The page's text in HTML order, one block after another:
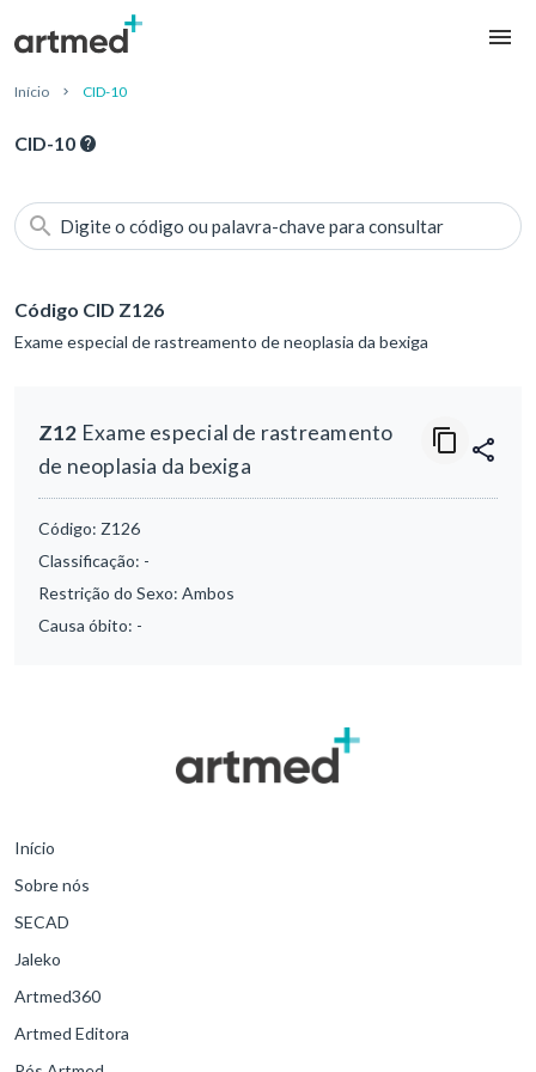
Início CID-10
CID-10
Digite o código ou palavra-chave para consultar
Código CID Z126
Exame especial de rastreamento de neoplasia da bexiga
Z12 Exame especial de rastreamento
de neoplasia da bexiga
Código: Z126
Classificação: -
Restrição do Sexo: Ambos
Causa óbito: -
Início
Sobre nós
SECAD
Jaleko
Artmed360
Artmed Editora